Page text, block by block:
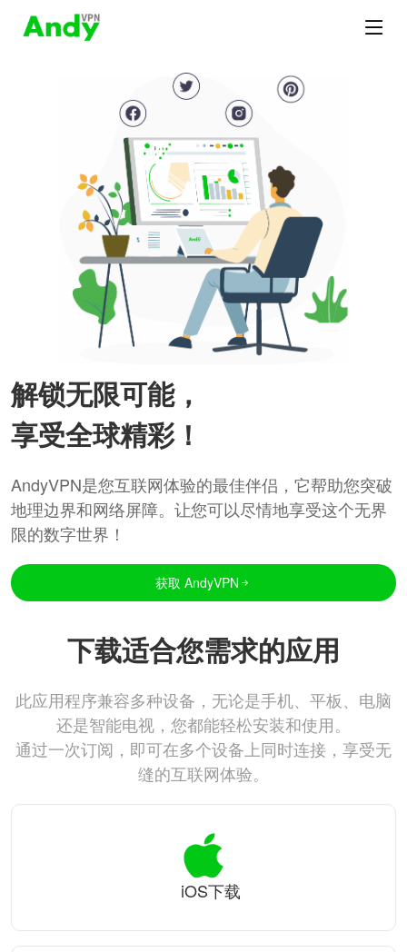
解锁无限可能，
享受全球精彩！
AndyVPN是您互联网体验的最佳伴侣，它帮助您突破
地理边界和网络屏障。让您可以尽情地享受这个无界
限的数字世界！
获取 AndyVPN
下载适合您需求的应用
此应用程序兼容多种设备，无论是手机、平板、电脑
还是智能电视，您都能轻松安装和使用。
通过一次订阅，即可在多个设备上同时连接，享受无
缝的互联网体验。
iOS下载